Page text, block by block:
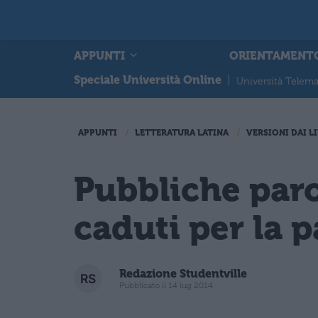
APPUNTI
Speciale Università Online
Università
APPUNTI LETTERATURA LATINA VERSIONI DAI
Pubbliche
caduti per la
Redazione Studentville
Pubblicato il 14 lug 2014